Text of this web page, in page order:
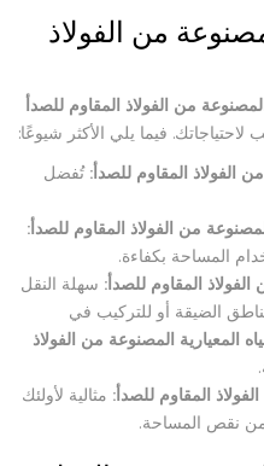
من الفولاذ
من الفولاذ المقاوم للصدأ
فيما يلي الأكثر شيوعًا:
الفولاذ المقاوم للصدأ: تُفضل
من الفولاذ المقاوم للصدأ:
المساحة بكفاءة.
المقاوم للصدأ: سهلة النقل
الضيقة أو للتركيب في
المعيارية المصنوعة من الفولاذ
المقاوم للصدأ: مثالية لأولئك
من نقص المساحة.